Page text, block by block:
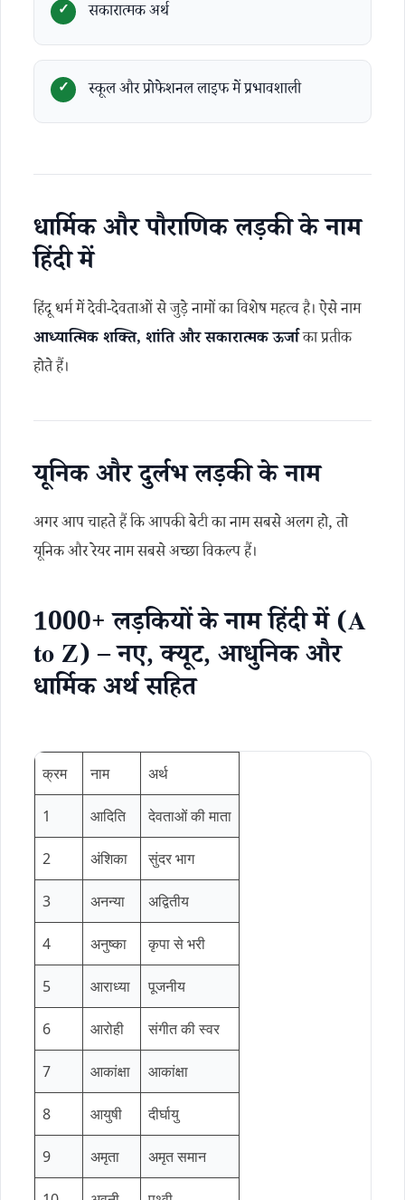
सकारात्मक अर्थ
स्कूल और प्रोफेशनल लाइफ में प्रभावशाली
धार्मिक और पौराणिक लड़की के नाम
हिंदी में
हिंदू धर्म में देवी-देवताओं से जुड़े नामों का विशेष महत्व है। ऐसे नाम
आध्यात्मिक शक्ति, शांति और सकारात्मक ऊर्जाका प्रतीक
होते हैं।
यूनिक और दुर्लभ लड़की के नाम
अगर आप चाहते हैं कि आपकी बेटी का नाम सबसे अलग हो, तो
यूनिक और रेयर नाम सबसे अच्छा विकल्प हैं।
1000+ लड़कियों के नाम हिंदी में (A
to Z) – नए, क्यूट, आधुनिक और
धार्मिक अर्थ सहित
क्रम नाम अर्थ
1 आदिति देवताओं की माता
2 अंशिका सुंदर भाग
3 अनन्या अद्वितीय
4 अनुष्का कृपा से भरी
5 आराध्या पूजनीय
6 आरोही संगीत की स्वर
7 आकांक्षा आकांक्षा
8 आयुषी दीर्घायु
9 अमृता अमृत समान